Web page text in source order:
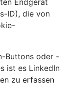
Endgerät
ID), die von
Buttons oder -
ist es LinkedIn
zu erfassen